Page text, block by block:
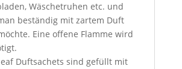
Wäschetruhen etc. und
beständig mit zartem Duft
Eine offene Flamme wird
Duftsachets sind gefüllt mit